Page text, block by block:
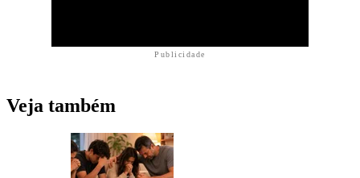
Publicidade
Veja também